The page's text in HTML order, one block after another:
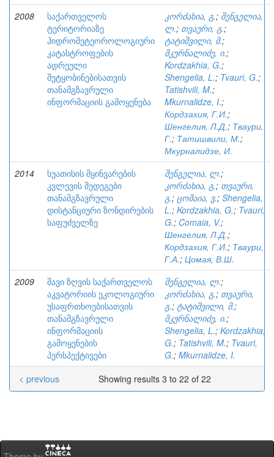
2008
საქართველოს
ტერიტორიაზე
ჰიდრომეტეოროლოგიური
კატასტროფების
ადრეული
შეტყობინებისათვის
თანამგზავრული
ინფორმაციის გამოყენება
კორძახია, გ.; შენგელია,
ლ.; თვაური, გ.;
ტატიშვილი, მ.;
მკურნალიძე, ი.;
Kordzakhia, G.;
Shengelia, L.; Tvauri, G.;
Tatishvili, M.;
Mkurnalidze, I.;
Кордзахия, Г.И.;
Шенгелия, Л.Д.; Тваури,
Г.; Татишвили, М.;
Мкурналидзе, И.
2014
სუათისის მყინვარების
კვლევის შედეგები
თანამგზავრული
დისტანციური ზონდირების
საფუძველზე
შენგელია, ლ.;
კორძახია, გ.; თვაური,
გ.; ცომაია, ვ.; Shengelia,
L.; Kordzakhia, G.; Tvauri,
G.; Comaia, V.;
Шенгелия, Л.Д.;
Кордзахия, Г.И.; Тваури,
Г.А.; Цомая, В.Ш.
2009
შავი ზღვის საქართველოს
აკვატორიის ეკოლოგიური
უსაფრთხოებისათვის
თანამგზავრული
ინფორმაციის
გამოყენების
პერსპექტივები
შენგელია, ლ.;
კორძახია, გ.; თვაური,
გ.; ტატიშვილი, მ.;
მკურნალიძე, ი.;
Shengelia, L.; Kordzakhia,
G.; Tatishvili, M.; Tvauri,
G.; Mkurnalidze, I.
Showing results 3 to 22 of 22
< previous